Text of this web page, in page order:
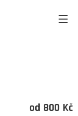
od 800 Kč